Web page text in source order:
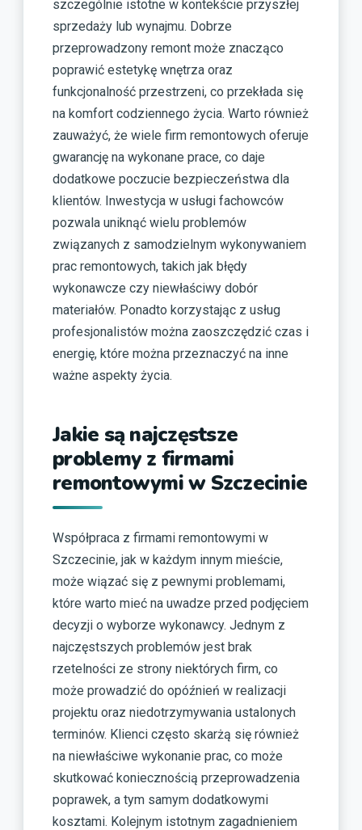
szczególnie istotne w kontekście przyszłej
sprzedaży lub wynajmu. Dobrze
przeprowadzony remont może znacząco
poprawić estetykę wnętrza oraz
funkcjonalność przestrzeni, co przekłada się
na komfort codziennego życia. Warto również
zauważyć, że wiele firm remontowych oferuje
gwarancję na wykonane prace, co daje
dodatkowe poczucie bezpieczeństwa dla
klientów. Inwestycja w usługi fachowców
pozwala uniknąć wielu problemów
związanych z samodzielnym wykonywaniem
prac remontowych, takich jak błędy
wykonawcze czy niewłaściwy dobór
materiałów. Ponadto korzystając z usług
profesjonalistów można zaoszczędzić czas i
energię, które można przeznaczyć na inne
ważne aspekty życia.
Jakie są najczęstsze
problemy z firmami
remontowymi w Szczecinie
Współpraca z firmami remontowymi w
Szczecinie, jak w każdym innym mieście,
może wiązać się z pewnymi problemami,
które warto mieć na uwadze przed podjęciem
decyzji o wyborze wykonawcy. Jednym z
najczęstszych problemów jest brak
rzetelności ze strony niektórych firm, co
może prowadzić do opóźnień w realizacji
projektu oraz niedotrzymywania ustalonych
terminów. Klienci często skarżą się również
na niewłaściwe wykonanie prac, co może
skutkować koniecznością przeprowadzenia
poprawek, a tym samym dodatkowymi
kosztami. Kolejnym istotnym zagadnieniem